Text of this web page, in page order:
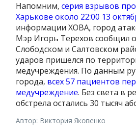
Напомним,серия взрывов
Харькове около 22:00 13
информации ХОВА, город
Мэр Игорь Терехов сообщил
Слободском и Салтовском
ударов пришелся по
медучреждения. По данным
города, всех 57 пациентов
медучреждение. Без света в
обстрела остались 30 тысяч
Автор: Виктория Яковенко